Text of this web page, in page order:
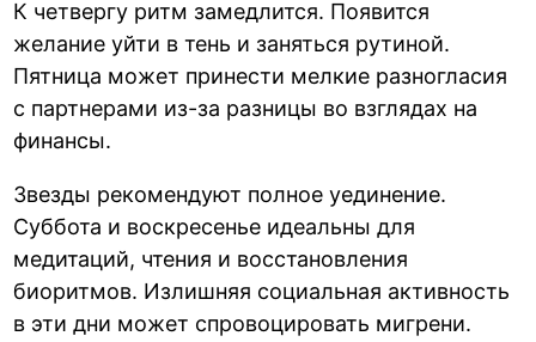
К четвергу ритм замедлится. Появится
желание уйти в тень и заняться рутиной.
Пятница может принести мелкие разногласия
с партнерами из-за разницы во взглядах на
финансы.
Звезды рекомендуют полное уединение.
Суббота и воскресенье идеальны для
медитаций, чтения и восстановления
биоритмов. Излишняя социальная активность
в эти дни может спровоцировать мигрени.